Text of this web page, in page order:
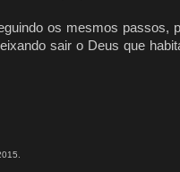
os mesmos passos,
sair o Deus que